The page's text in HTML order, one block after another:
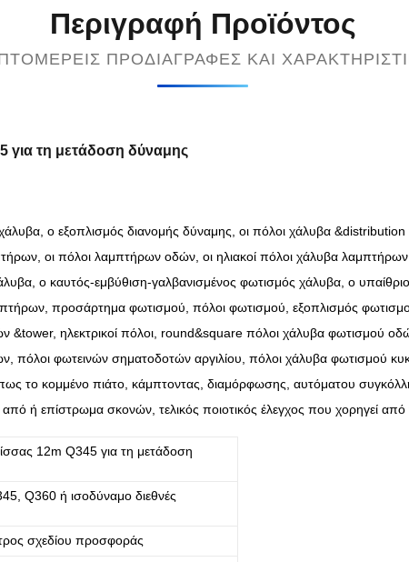
Περιγραφή Προϊόντος
ΠΡΟΔΙΑΓΡΑΦΈΣ ΚΑΙ
για τη μετάδοση δύναμης
ο εξοπλισμός διανομής δύναμης, οι πόλοι χάλυβα
οι πόλοι λαμπτήρων οδών, οι ηλιακοί πόλοι χάλυβα
ο καυτός-εμβύθιση-γαλβανισμένος φωτισμός χάλυβα, ο
προσάρτημα φωτισμού, πόλοι φωτισμού, εξοπλισμός
ηλεκτρικοί πόλοι, round&square πόλοι χάλυβα φωτισμού
πόλοι φωτεινών σηματοδοτών αργιλίου, πόλοι χάλυβα φωτισμού
το κομμένο πιάτο, κάμπτοντας, διαμόρφωσης, αυτόματου
ή επίστρωμα σκονών, τελικός ποιοτικός έλεγχος που χορηγεί από
12m Q345 για τη μετάδοση
Q360 ή ισοδύναμο διεθνές
σχεδίου προσφοράς